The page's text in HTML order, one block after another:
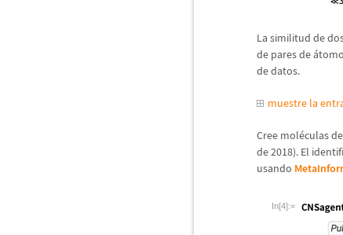
La similitud de
de pares deá
de datos.
muestre la
Cree moléculas
de 2018). El
usando
In[4]:=